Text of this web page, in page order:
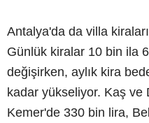
Antalya'da da villa
Günlük kiralar 10 bin ila
değişirken, aylık kira
kadar yükseliyor. Kaş ve
Kemer'de 330 bin lira,